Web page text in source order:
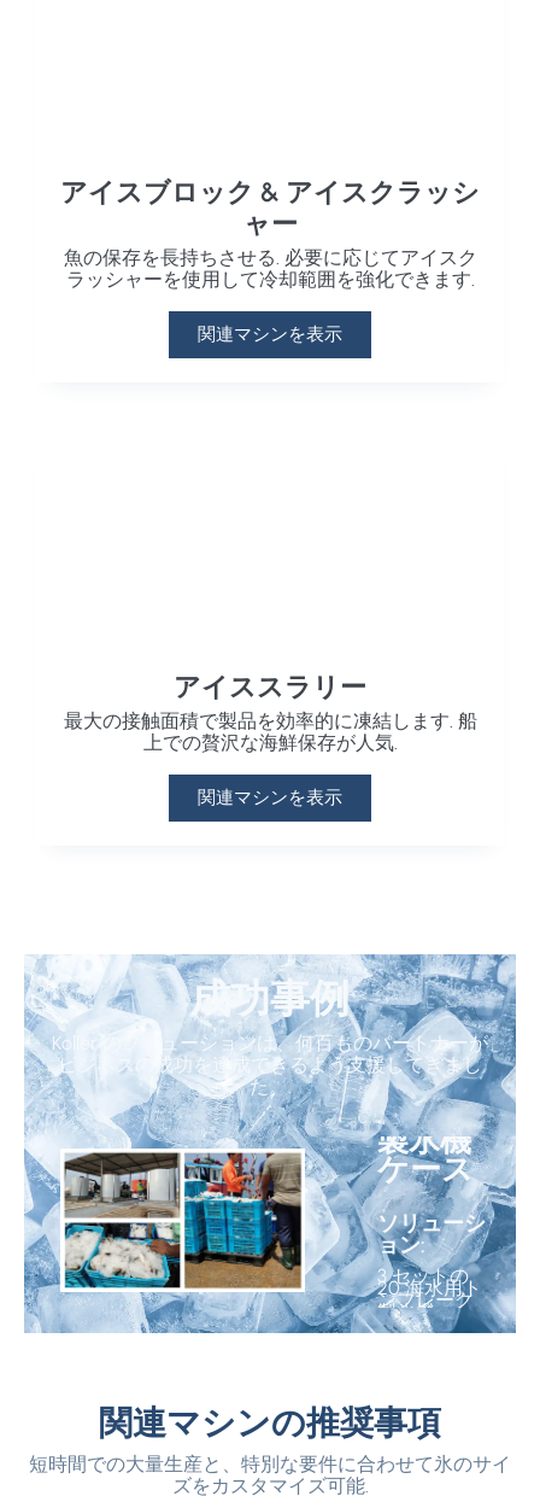
アイスブロック & アイスクラッシ
ャー
魚の保存を長持ちさせる. 必要に応じてアイスク
ラッシャーを使用して冷却範囲を強化できます.
関連マシンを表示
アイススラリー
最大の接触面積で製品を効率的に凍結します. 船
上での贅沢な海鮮保存が人気.
関連マシンを表示
成功事例
Koller のソリューションは、何百ものパートナーが
ビジネスの成功を達成できるよう支援してきまし
た。.
アンゴ
ラのフ
レーク
製氷機
ケース
ソリューシ
ョン:
3 セットの
20 海水用ト
ンフレーク
製氷機
<
関連マシンの推奨事項
短時間での大量生産と、特別な要件に合わせて氷のサイ
ズをカスタマイズ可能.